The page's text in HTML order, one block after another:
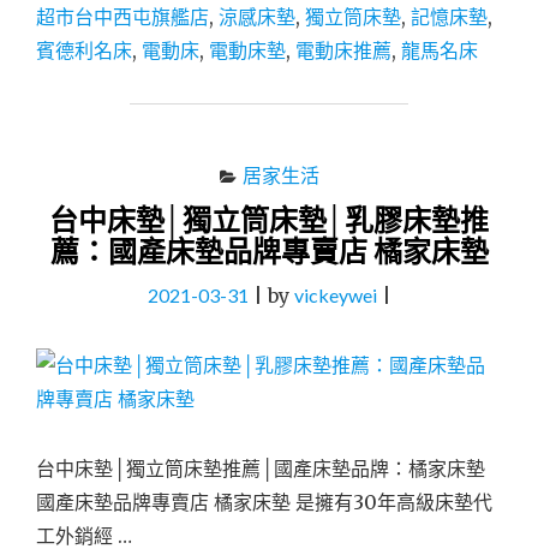
墊
涼
感
床
墊
推
墊
中
西
屯
超市台中西屯旗艦店, 涼感床墊, 獨立筒床墊, 記憶床墊,
賓德利名床, 電動床, 電動床墊, 電動床推薦, 龍馬名床
居家生活
台中床墊│獨立筒床墊│乳膠床墊推
薦：國產床墊品牌專賣店 橘家床墊
2021-03-31 |by vickeywei|
台中床墊│獨立筒床墊推薦│國產床墊品牌：橘家床墊
國產床墊品牌專賣店 橘家床墊 是擁有30年高級床墊代
工外銷經 …